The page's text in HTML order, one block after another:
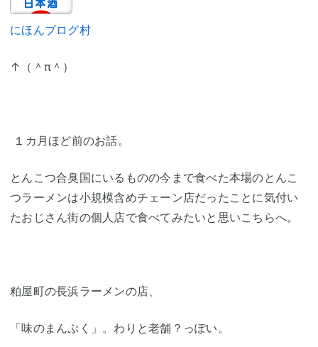
にほんブログ村
↑（＾π＾）
１カ月ほど前のお話。
とんこつ合臭国にいるものの今まで食べた本場のとんこ
つラーメンは小規模含めチェーン店だったことに気付い
たおじさん街の個人店で食べてみたいと思いこちらへ。
粕屋町の長浜ラーメンの店、
「味のまんぷく」。わりと老舗？っぽい。